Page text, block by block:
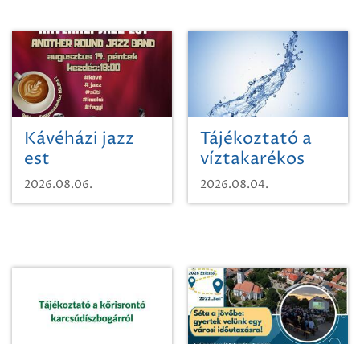
Kávéházi jazz
est
2026.08.06.
Tájékoztató a
víztakarékos
vízhasználatról
2026.08.04.